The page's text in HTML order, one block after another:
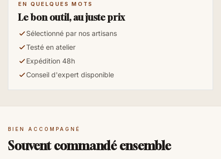
EN QUELQUES MOTS
Le bon outil, au juste prix
Sélectionné par nos artisans
Testé en atelier
Expédition 48h
Conseil d'expert disponible
BIEN ACCOMPAGNÉ
Souvent commandé ensemble